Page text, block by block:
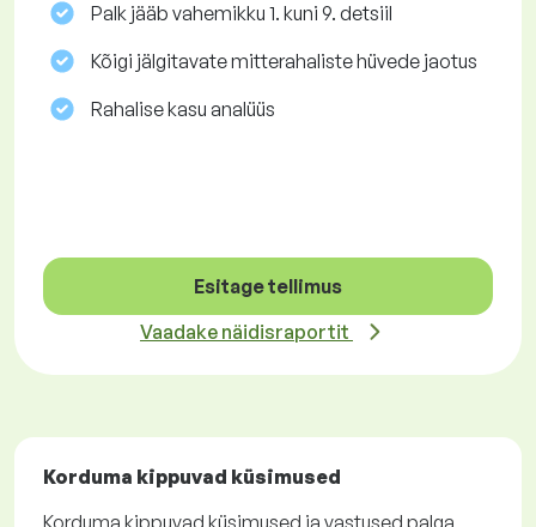
Palk jääb vahemikku 1. kuni 9. detsiil
Kõigi jälgitavate mitterahaliste hüvede jaotus
Rahalise kasu analüüs
Esitage tellimus
Vaadake näidisraportit
Korduma kippuvad küsimused